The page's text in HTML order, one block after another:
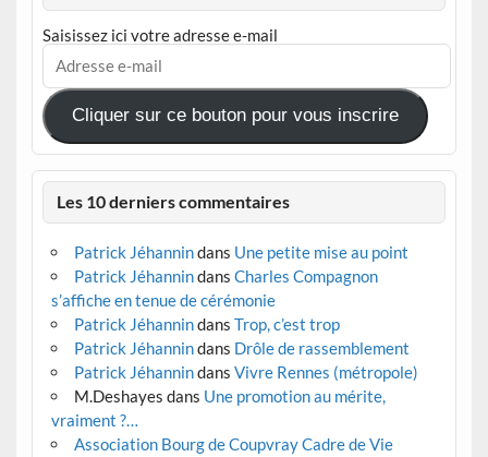
Saisissez ici votre adresse e-mail
Adresse
mail
Cliquer sur ce bouton pour vous inscrire
Les 10 derniers commentaires
Patrick Jéhannindans Une petite mise au point
Patrick Jéhannindans Charles Compagnon
s’affiche en tenue de cérémonie
Patrick Jéhannindans Trop, c’est trop
Patrick Jéhannindans Drôle de rassemblement
Patrick Jéhannindans Vivre Rennes (métropole)
M.Deshayes dans Une promotion au mérite,
vraiment ?…
Association Bourg de Coupvray Cadre de Vie